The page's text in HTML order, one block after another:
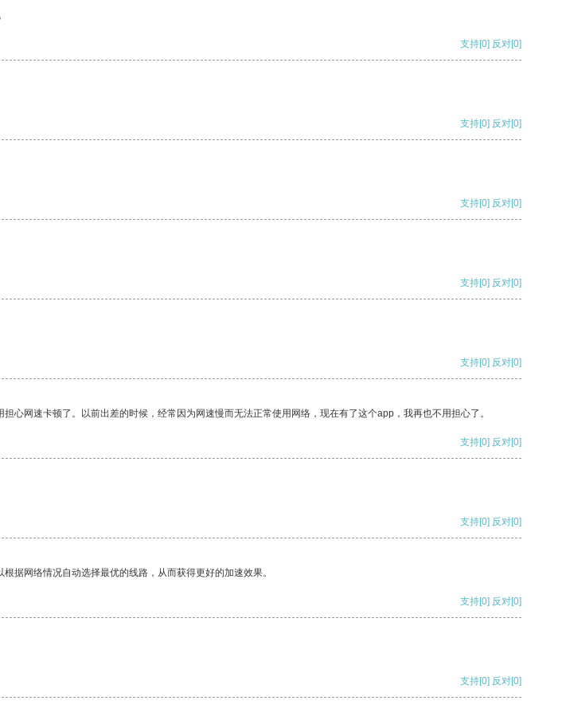
支持[0] 反对[0]
支持[0] 反对[0]
支持[0] 反对[0]
支持[0] 反对[0]
支持[0] 反对[0]
网速卡顿了。以前出差的时候，经常因为网速慢而无法正常使用网络，现在有了这个app，我再也不用担心了。
支持[0] 反对[0]
支持[0] 反对[0]
据网络情况自动选择最优的线路，从而获得更好的加速效果。
支持[0] 反对[0]
支持[0] 反对[0]